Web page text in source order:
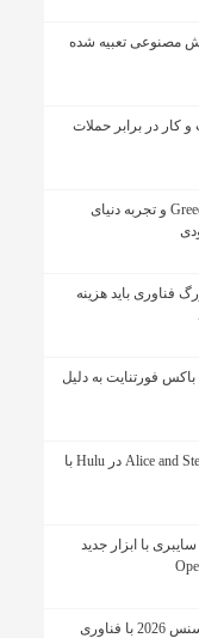
مصنوعی تعبیه شده
در برابر حملات
بررسی بازی GreedFall و تجربه دنیای
فناوری باید هزینه
فورتنایت به دلیل
بررسی سریال Alice and Steve در Hulu با
با ابزار جدید
تلویزیون جدید هایسنس 2026 با فناوری